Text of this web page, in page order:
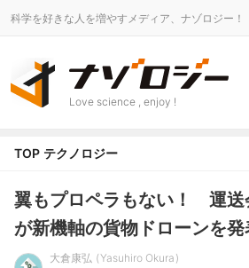
科学を好きな人を増やすメディア、ナゾロジー！
Love science , enjoy !
TOP テクノロジー
翼もプロペラもない！ 運送
が新機軸の貨物ドローンを
大倉康弘
Yasuhiro Okura